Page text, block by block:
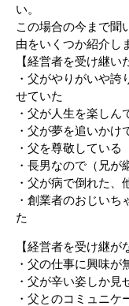
い。
この場合の今まで聞
由をいくつか紹介し
【経営者を受け継い
・父がやりがいや
せていた
・父が人生を楽しん
・父が夢を追いかけ
・父を尊敬している
・長男なので（兄
・父が病で倒れた、
・創業者のおじい
た
【経営者を受け継が
・父の仕事に興味が
・父が辛い姿しか見
・父とのコミュニケ